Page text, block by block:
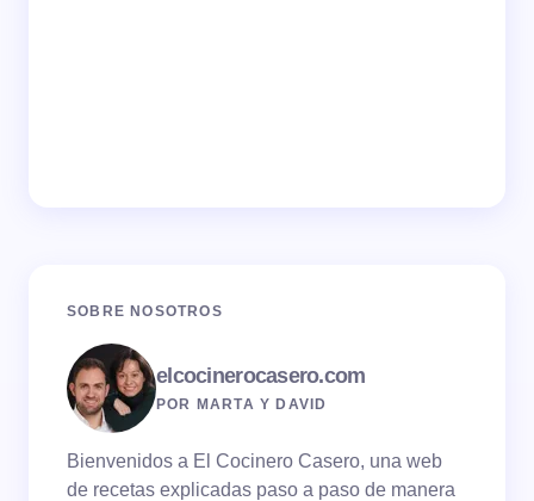
SOBRE NOSOTROS
elcocinerocasero.com
POR MARTA Y DAVID
Bienvenidos a El Cocinero Casero, una web
de recetas explicadas paso a paso de manera